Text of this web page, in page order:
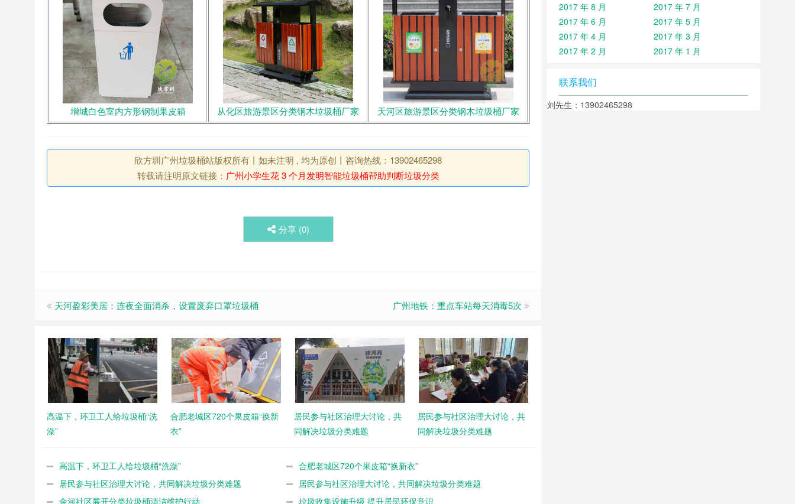
增城白色室内方形钢制果皮箱 从化区旅游景区分类钢木垃圾桶厂家 天河区旅游景区分类钢木垃圾桶厂家
欣方圳广州垃圾桶站版权所有丨如未注明 , 均为原创丨咨询热线：13902465298
转载请注明原文链接： 广州小学生花 3 个月发明智能垃圾桶帮助判断垃圾分类
分享 (0)
天河盈彩美居：连夜全面消杀，设置废弃口罩垃圾桶 广州地铁：重点车站每天消毒5次
高温下，环卫工人给垃圾桶“洗
澡”
合肥老城区720个果皮箱“换新
衣”
居民参与社区治理大讨论，共
同解决垃圾分类难题
居民参与社区治理大讨论，共
同解决垃圾分类难题
高温下，环卫工人给垃圾桶“洗澡”
合肥老城区720个果皮箱“换新衣”
居民参与社区治理大讨论，共同解决垃圾分类难题
居民参与社区治理大讨论，共同解决垃圾分类难题
金河社区展开分类垃圾桶清洁维护行动
垃圾收集设施升级 提升居民环保意识
2017 年 8 月
2017 年 7 月
2017 年 6 月
2017 年 5 月
2017 年 4 月
2017 年 3 月
2017 年 2 月
2017 年 1 月
联系我们
刘先生：13902465298